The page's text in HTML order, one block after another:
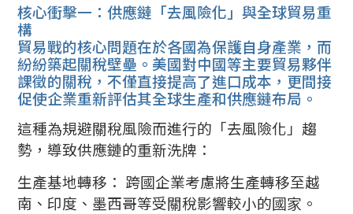
核心衝擊一：供應鏈「去風險化」與全球貿易重
構
貿易戰的核心問題在於各國為保護自身產業，而
紛紛築起關稅壁壘。美國對中國等主要貿易夥伴
課徵的關稅，不僅直接提高了進口成本，更間接
促使企業重新評估其全球生產和供應鏈布局。
這種為規避關稅風險而進行的「去風險化」趨
勢，導致供應鏈的重新洗牌：
生產基地轉移： 跨國企業考慮將生產轉移至越
南、印度、墨西哥等受關稅影響較小的國家。